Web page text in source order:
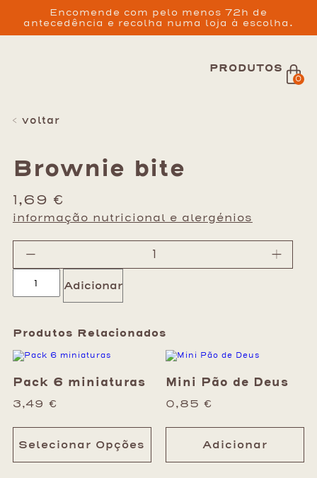
Encomende com pelo menos 72h de
antecedência e recolha numa loja à escolha.
PRODUTOS
0
< voltar
Brownie bite
1,69 €
informação nutricional e alergénios
- +
Adicionar
Produtos Relacionados
Pack 6 miniaturas
3,49 €
Selecionar Opções
Mini Pão de Deus
0,85 €
Adicionar